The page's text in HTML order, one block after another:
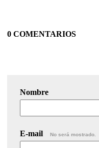
0 COMENTARIOS
Nombre
E-mail No será mostrado.